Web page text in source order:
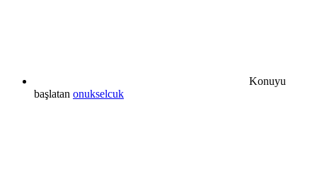
Konuyu
başlatan onukselcuk